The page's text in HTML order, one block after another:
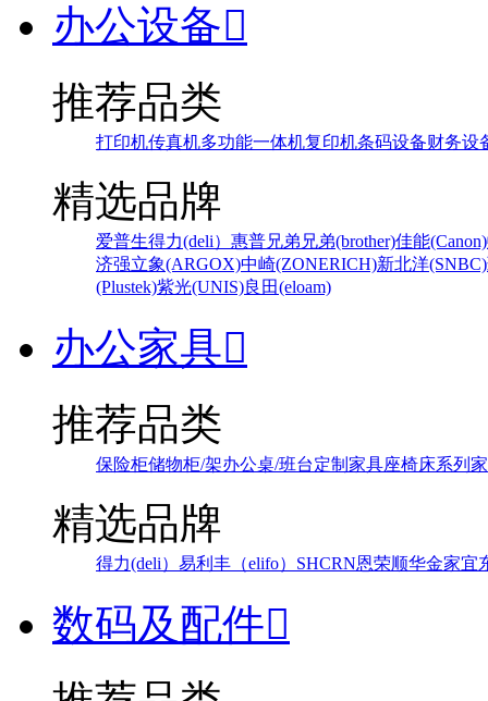
办公设备
推荐品类
打印机传真机多功能一体机复印机条码设备财务设
精选品牌
爱普生得力(deli） 惠普兄弟 兄弟(brother)佳能(Canon)
济强立象(ARGOX)中崎(ZONERICH)新北洋(SNBC)
(Plustek)紫光(UNIS)良田(eloam)
办公家具
推荐品类
保险柜储物柜/架办公桌/班台定制家具座椅床系列
精选品牌
得力(deli） 易利丰（elifo） SHCRN恩荣顺华金家宜
数码及配件